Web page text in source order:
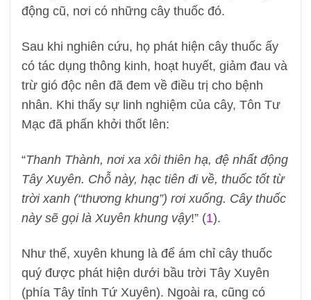
động cũ, nơi có những cây thuốc đó.
Sau khi nghiên cứu, họ phát hiện cây thuốc ấy
có tác dụng thông kinh, hoạt huyết, giảm đau và
trừ gió độc nên đã đem về điều trị cho bệnh
nhân. Khi thấy sự linh nghiệm của cây, Tôn Tư
Mạc đã phấn khởi thốt lên:
“Thanh Thành, nơi xa xôi thiên hạ, đệ nhất động
Tây Xuyên. Chỗ này, hạc tiên đi về, thuốc tốt từ
trời xanh (“thương khung”) rơi xuống. Cây thuốc
này sẽ gọi là Xuyên khung vậy!” (1).
Như thế, xuyên khung là để ám chỉ cây thuốc
quý được phát hiện dưới bầu trời Tây Xuyên
(phía Tây tỉnh Tứ Xuyên). Ngoài ra, cũng có